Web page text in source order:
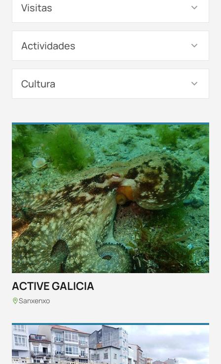
Visitas
Actividades
Cultura
ACTIVE GALICIA
Sanxenxo